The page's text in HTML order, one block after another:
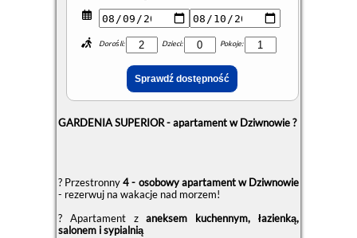
Dorośli: Dzieci: Pokoje:
GARDENIA SUPERIOR - apartament w Dziwnowie ?
? Przestronny4 - osobowy apartament w Dziwnowie
- rezerwuj na wakacje nad morzem!
? Apartament zaneksem kuchennym, łazienką,
salonem i sypialnią